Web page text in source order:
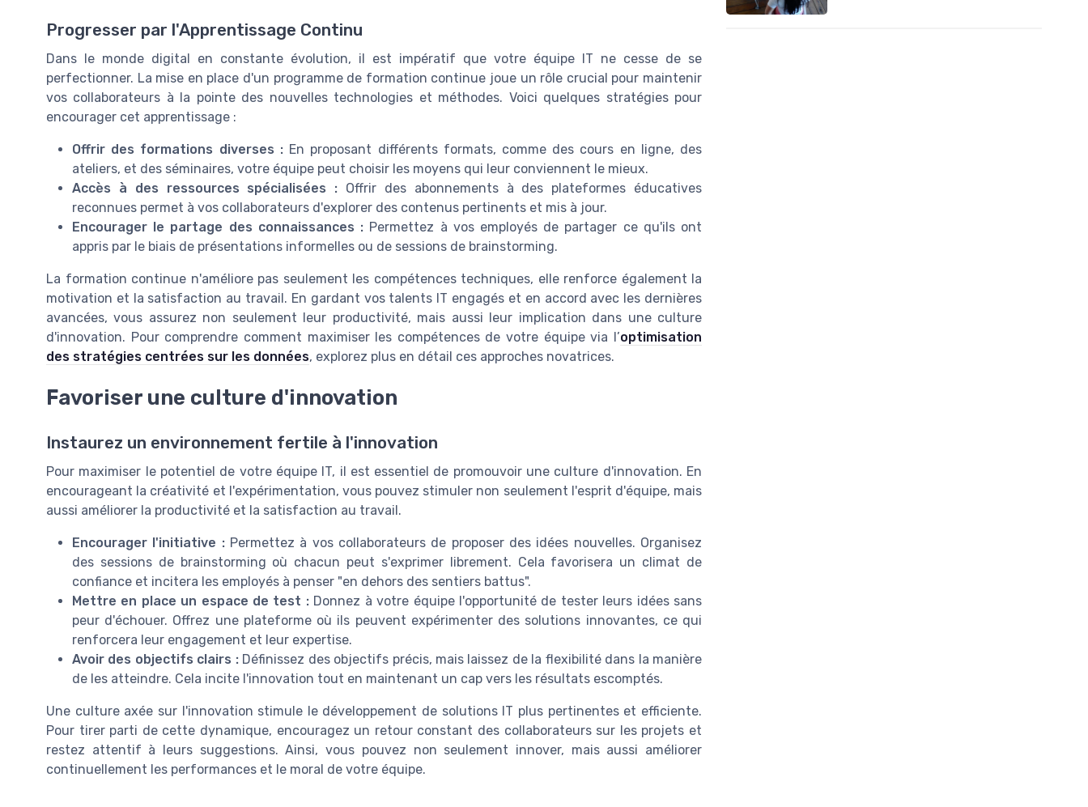
Progresser par l'Apprentissage Continu
Dans le monde digital en constante évolution, il est impératif que votre équipe IT ne cesse de se
perfectionner. La mise en place d'un programme de formation continue joue un rôle crucial pour maintenir
vos collaborateurs à la pointe des nouvelles technologies et méthodes. Voici quelques stratégies pour
encourager cet apprentissage :
Offrir des formations diverses :En proposant différents formats, comme des cours en ligne, des
ateliers, et des séminaires, votre équipe peut choisir les moyens qui leur conviennent le mieux.
Accès à des ressources spécialisées : Offrir des abonnements à des plateformes éducatives
reconnues permet à vos collaborateurs d'explorer des contenus pertinents et mis à jour.
Encourager le partage des connaissances : Permettez à vos employés de partager ce qu'ils ont
appris par le biais de présentations informelles ou de sessions de brainstorming.
La formation continue n'améliore pas seulement les compétences techniques, elle renforce également la
motivation et la satisfaction au travail. En gardant vos talents IT engagés et en accord avec les dernières
avancées, vous assurez non seulement leur productivité, mais aussi leur implication dans une culture
d'innovation. Pour comprendre comment maximiser les compétences de votre équipe via l’optimisation
des stratégies centrées sur les données, explorez plus en détail ces approches novatrices.
Favoriser une culture d'innovation
Instaurez un environnement fertile à l'innovation
Pour maximiser le potentiel de votre équipe IT, il est essentiel de promouvoir une culture d'innovation. En
encourageant la créativité et l'expérimentation, vous pouvez stimuler non seulement l'esprit d'équipe, mais
aussi améliorer la productivité et la satisfaction au travail.
Encourager l'initiative : Permettez à vos collaborateurs de proposer des idées nouvelles. Organisez
des sessions de brainstorming où chacun peut s'exprimer librement. Cela favorisera un climat de
confiance et incitera les employés à penser "en dehors des sentiers battus".
Mettre en place un espace de test : Donnez à votre équipe l'opportunité de tester leurs idées sans
peur d'échouer. Offrez une plateforme où ils peuvent expérimenter des solutions innovantes, ce qui
renforcera leur engagement et leur expertise.
Avoir des objectifs clairs : Définissez des objectifs précis, mais laissez de la flexibilité dans la manière
de les atteindre. Cela incite l'innovation tout en maintenant un cap vers les résultats escomptés.
Une culture axée sur l'innovation stimule le développement de solutions IT plus pertinentes et efficiente.
Pour tirer parti de cette dynamique, encouragez un retour constant des collaborateurs sur les projets et
restez attentif à leurs suggestions. Ainsi, vous pouvez non seulement innover, mais aussi améliorer
continuellement les performances et le moral de votre équipe.